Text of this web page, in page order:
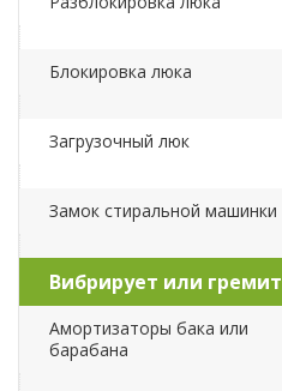
Блокировка люка
Загрузочный люк
Замок стиральной машинки
Вибрирует или гремит
Амортизаторы бака или
барабана